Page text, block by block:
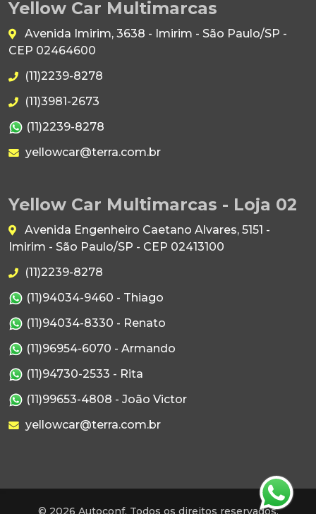
Yellow Car Multimarcas
Avenida Imirim, 3638 - Imirim - São Paulo/SP -
CEP 02464600
(11)2239-8278
(11)3981-2673
(11)2239-8278
yellowcar@terra.com.br
Yellow Car Multimarcas - Loja 02
Avenida Engenheiro Caetano Alvares, 5151 -
Imirim - São Paulo/SP - CEP 02413100
(11)2239-8278
(11)94034-9460 - Thiago
(11)94034-8330 - Renato
(11)96954-6070 - Armando
(11)94730-2533 - Rita
(11)99653-4808 - João Victor
yellowcar@terra.com.br
© 2026 Autoconf. Todos os direitos reservados.